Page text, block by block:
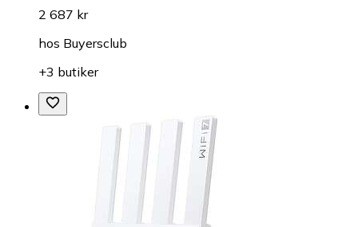
2 687 kr
hos Buyersclub
+3 butiker